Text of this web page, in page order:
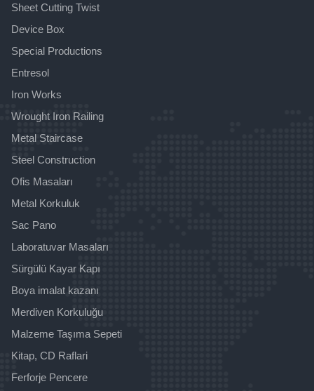
Sheet Cutting Twist
Device Box
Special Productions
Entresol
Iron Works
Wrought Iron Railing
Metal Staircase
Steel Construction
Ofis Masaları
Metal Korkuluk
Sac Pano
Laboratuvar Masaları
Sürgülü Kayar Kapı
Boya imalat kazanı
Merdiven Korkuluğu
Malzeme Taşıma Sepeti
Kitap, CD Raflari
Ferforje Pencere